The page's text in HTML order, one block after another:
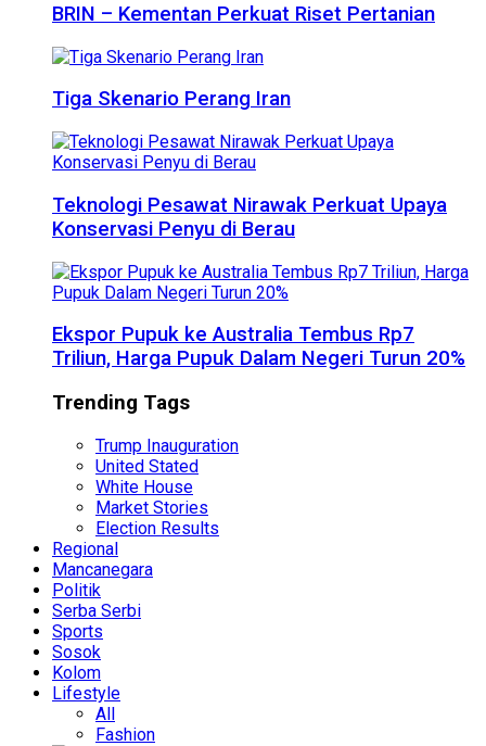
BRIN – Kementan Perkuat Riset Pertanian
Tiga Skenario Perang Iran
Teknologi Pesawat Nirawak Perkuat Upaya
Konservasi Penyu di Berau
Ekspor Pupuk ke Australia Tembus Rp7
Triliun, Harga Pupuk Dalam Negeri Turun 20%
Trending Tags
Trump Inauguration
United Stated
White House
Market Stories
Election Results
Regional
Mancanegara
Politik
Serba Serbi
Sports
Sosok
Kolom
Lifestyle
All
Fashion